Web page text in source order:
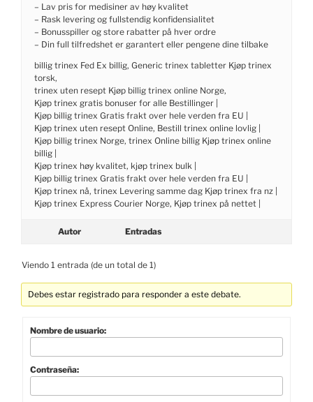
– Lav pris for medisiner av høy kvalitet
– Rask levering og fullstendig konfidensialitet
– Bonusspiller og store rabatter på hver ordre
– Din full tilfredshet er garantert eller pengene dine tilbake
billig trinex Fed Ex billig, Generic trinex tabletter Kjøp trinex
torsk,
trinex uten resept Kjøp billig trinex online Norge,
Kjøp trinex gratis bonuser for alle Bestillinger |
Kjøp billig trinex Gratis frakt over hele verden fra EU |
Kjøp trinex uten resept Online, Bestill trinex online lovlig |
Kjøp billig trinex Norge, trinex Online billig Kjøp trinex online
billig |
Kjøp trinex høy kvalitet, kjøp trinex bulk |
Kjøp billig trinex Gratis frakt over hele verden fra EU |
Kjøp trinex nå, trinex Levering samme dag Kjøp trinex fra nz |
Kjøp trinex Express Courier Norge, Kjøp trinex på nettet |
Autor Entradas
Viendo 1 entrada (de un total de 1)
Debes estar registrado para responder a este debate.
Nombre de usuario:
Contraseña: